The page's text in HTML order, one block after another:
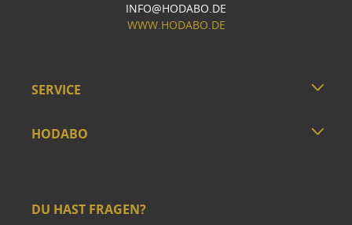
INFO@HODABO.DE
WWW.HODABO.DE
SERVICE
HODABO
DU HAST FRAGEN?